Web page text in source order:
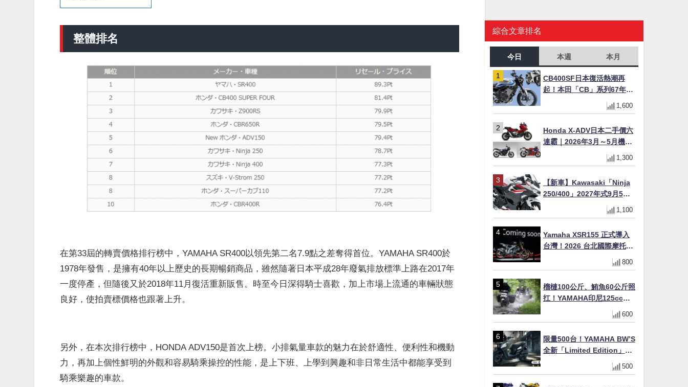
整體排名
在第33屆的轉賣價格排行榜中，YAMAHA SR400以領先第二名7.9點之差奪得首位。YAMAHA SR400於
1978年發售，是擁有40年以上歷史的長期暢銷商品，雖然隨著日本平成28年廢氣排放標準上路在2017年
一度停產，但隨後又於2018年11月復活重新販售。時至今日深得騎士喜歡，加上市場上流通的車輛狀態
良好，使拍賣標價格也跟著上升。
另外，在本次排行榜中，HONDA ADV150是首次上榜。小排氣量車款的魅力在於舒適性、便利性和機動
力，再加上個性鮮明的外觀和容易騎乘操控的性能，是上下班、上學到興趣和非日常生活中都能享受到
騎乘樂趣的車款。
綜合文章排名
今日 本週 本月
CB400SF日本復活熱潮再
起！本田「CB」系列67年傳
奇解密 與CBR差異一次搞懂
1,600
Honda X-ADV日本二手價六
連霸｜2026年3月～5月機車
轉售排行榜 CBR1000RR-R
FIREBLADE SP首度躋身前
1,300
【新車】Kawasaki「Ninja
250/400」2027年式9月5日
日本發售！新塗裝登場×價格
不變×輔助滑動式離合器
1,100
Yamaha XSR155 正式導入
台灣！2026 台北國際摩托車
展亮相，70 週年紀念版
YZF-R 系列限量追加販售
800
榴槤100公斤、鮪魚60公斤照
扛！YAMAHA印尼125cc速
克達Gear Ultima 2740公里
耐操實測
600
限量500台！YAMAHA BW’S
全新「Limited Edition」都
市探索限定色 GOOPiMADE
聯名包同步登場
500